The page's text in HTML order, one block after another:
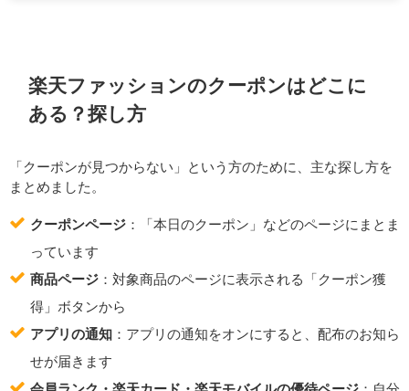
楽天ファッションのクーポンはどこに
ある？探し方
「クーポンが見つからない」という方のために、主な探し方を
まとめました。
クーポンページ：「本日のクーポン」などのページにまとま
っています
商品ページ：対象商品のページに表示される「クーポン獲
得」ボタンから
アプリの通知：アプリの通知をオンにすると、配布のお知ら
せが届きます